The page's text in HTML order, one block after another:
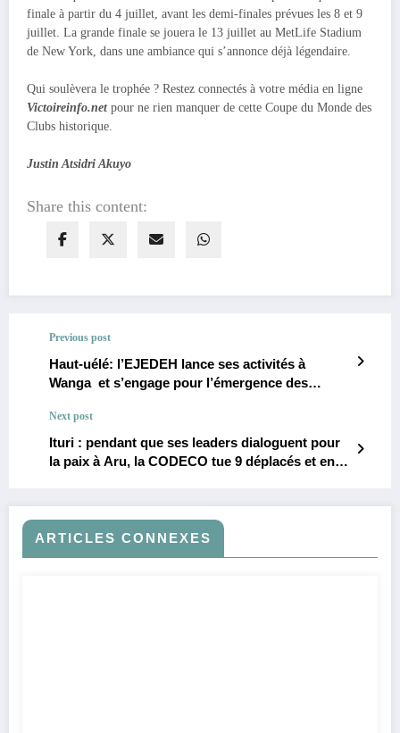
finale à partir du 4 juillet, avant les demi-finales prévues les 8 et 9
juillet. La grande finale se jouera le 13 juillet au MetLife Stadium
de New York, dans une ambiance qui s’annonce déjà légendaire.
Qui soulèvera le trophée ? Restez connectés à votre média en ligne
Victoireinfo.net pour ne rien manquer de cette Coupe du Monde des
Clubs historique.
Justin Atsidri Akuyo
Share this content:
Previous post
Haut-uélé: l’EJEDEH lance ses activités à
Wanga et s’engage pour l’émergence des
Next post
Ituri : pendant que ses leaders dialoguent pour
la paix à Aru, la CODECO tue 9 déplacés et en
ARTICLES CONNEXES